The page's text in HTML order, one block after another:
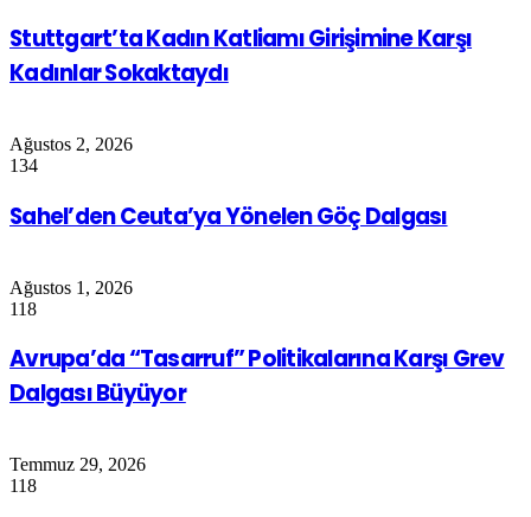
Stuttgart’ta Kadın Katliamı Girişimine Karşı
Kadınlar Sokaktaydı
Ağustos 2, 2026
134
Sahel’den Ceuta’ya Yönelen Göç Dalgası
Ağustos 1, 2026
118
Avrupa’da “Tasarruf” Politikalarına Karşı Grev
Dalgası Büyüyor
Temmuz 29, 2026
118